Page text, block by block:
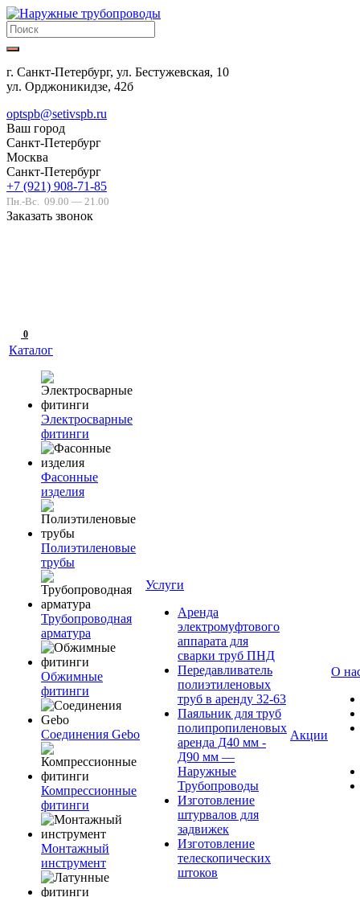
г. Санкт-Петербург, ул. Бестужевская, 10
ул. Орджоникидзе, 42б
optspb@setivspb.ru
Ваш город
Санкт-Петербург
Москва
Санкт-Петербург
+7 (921) 908-71-85
Пн.-Вс. 09.00 — 21.00
Заказать звонок
0
Каталог
Электросварные
фитинги
Фасонные
изделия
Полиэтиленовые
трубы
Трубопроводная
арматура
Обжимные
фитинги
Соединения Gebo
Компрессионные
фитинги
Монтажный
инструмент
Услуги
Аренда
электромуфтового
аппарата для
сварки труб ПНД
Передавливатель
полиэтиленовых
труб в аренду 32-63
Паяльник для труб
полипропиленовых
аренда Д40 мм -
Д90 мм —
Наружные
Трубопроводы
Изготовление
штурвалов для
задвижек
Изготовление
телескопических
штоков
Акции
О